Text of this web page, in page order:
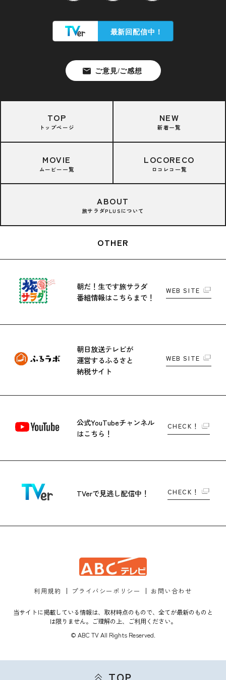
TOP
トップページ
NEW
新着一覧
MOVIE
ムービー一覧
LOCORECO
ロコレコ一覧
ABOUT
旅サラダPLUSについて
OTHER
朝だ！生です旅サラダ
番組情報はこちらまで！
WEB SITE
朝日放送テレビが
運営するふるさと
納税サイト
WEB SITE
公式YouTubeチャンネル
はこちら！
CHECK！
TVerで見逃し配信中！ CHECK！
利用規約 プライバシーポリシー お問い合わせ
当サイトに掲載している情報は、取材時点のもので、全てが最新のものと
は限りません。ご理解の上、ご利用ください。
© ABC TV All Rights Reserved.